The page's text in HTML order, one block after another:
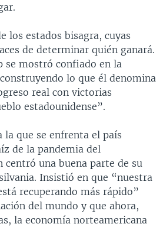
los estados bisagra, cuyas
de determinar quién ganará.
se mostró confiado en la
lo que él denomina
real con victorias
estadounidense”.
la que se enfrenta el país
de la pandemia del
una buena parte de su
Insistió en que “nuestra
recuperando más rápido”
del mundo y que ahora,
la economía norteamericana